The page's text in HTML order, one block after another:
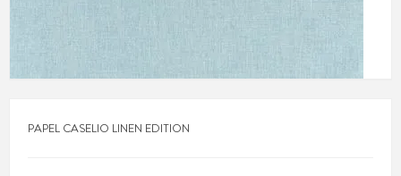
PAPEL CASELIO LINEN EDITION